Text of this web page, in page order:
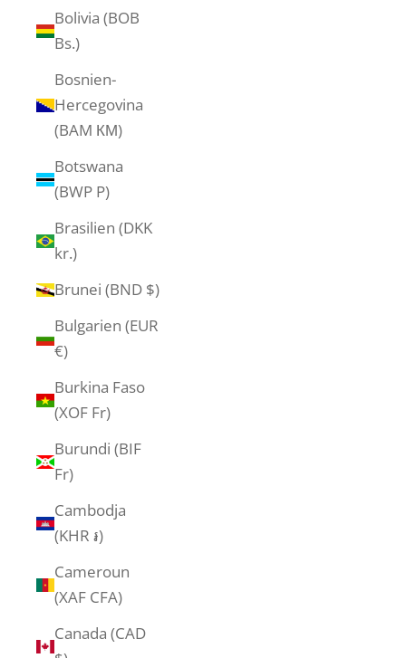
Bolivia (BOB
Bs.)
Bosnien-
Hercegovina
(BAM КМ)
Botswana
(BWP P)
Brasilien (DKK
kr.)
Brunei (BND $)
Bulgarien (EUR
€)
Burkina Faso
(XOF Fr)
Burundi (BIF
Fr)
Cambodja
(KHR ៛)
Cameroun
(XAF CFA)
Canada (CAD